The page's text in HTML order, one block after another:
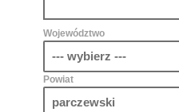
Województwo
Powiat